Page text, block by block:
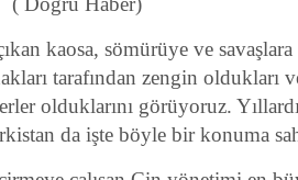
kaosa, sömürüye ve savaşlara
tarafından zengin
olduklarını görüyoruz.
da işte böyle bir konuma